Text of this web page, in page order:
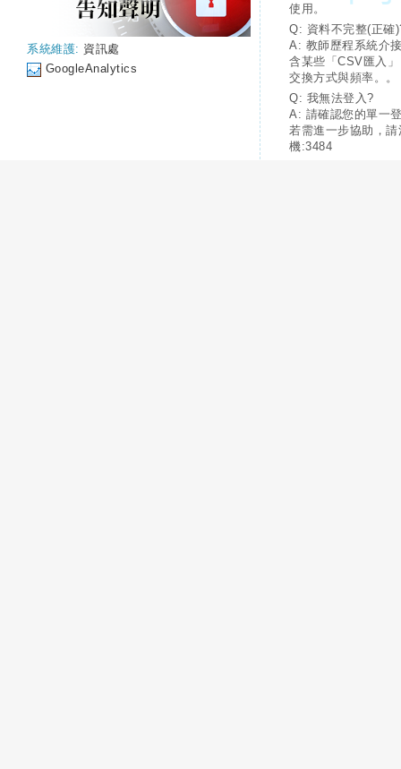
系統維護: 資訊處
GoogleAnalytics
使用。
Q: 資料不完整(正確
A: 教師歷程系統介
含某些「CSV匯入
交換方式與頻率。。
Q: 我無法登入?
A: 請確認您的單一
若需進一步協助，
機:3484